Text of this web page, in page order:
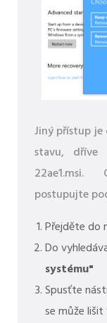
Jiný přístup
stavu, dříve
postupujte
Přejděte do
Do
systému"
Spusťte
se může